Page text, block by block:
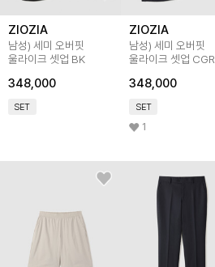
ZIOZIA
남성) 세미 오버핏
울라이크 셋업 BK
348,000
SET
ZIOZIA
남성) 세미 오버핏
울라이크 셋업 CGR
348,000
SET
1